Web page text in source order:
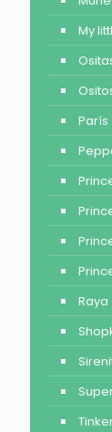
My
París
Raya